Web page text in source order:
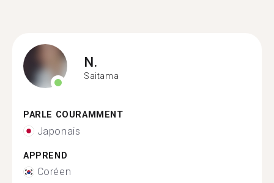
N.
Saitama
PARLE COURAMMENT
Japonais
APPREND
Coréen